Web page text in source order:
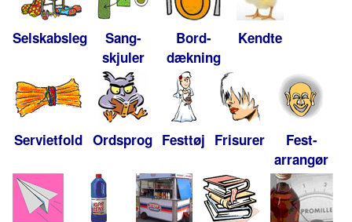
Selskabsleg
Sang-
skjuler
Bord-
dækning
Kendte
Servietfold Ordsprog Festtøj Frisurer
Fest-
arrangør